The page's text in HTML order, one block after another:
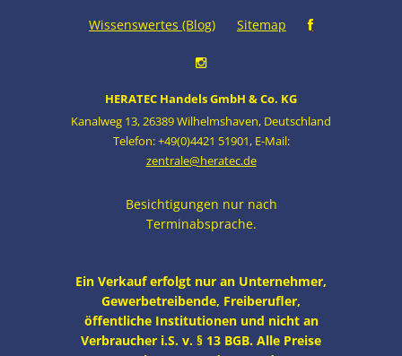
Wissenswertes (Blog) Sitemap
HERATEC Handels GmbH & Co. KG
Kanalweg 13, 26389 Wilhelmshaven, Deutschland
Telefon: +49(0)4421 51901, E-Mail:
zentrale@heratec.de
Besichtigungen nur nach
Terminabsprache.
Ein Verkauf erfolgt nur an Unternehmer,
Gewerbetreibende, Freiberufler,
öffentliche Institutionen und nicht an
Verbraucher i.S. v. § 13 BGB. Alle Preise